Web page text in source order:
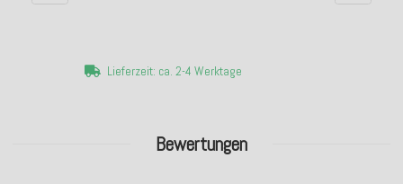
Bewertungen
Lieferzeit: ca. 2-4 Werktage